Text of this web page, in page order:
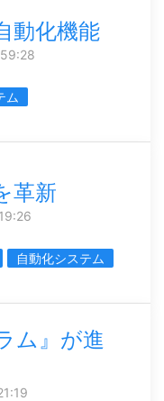
動化機能
ム
革新
自動化システム
ム』が進